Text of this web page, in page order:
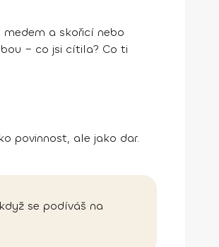
a skořicí nebo
– co jsi cítila? Co ti
povinnost, ale jako dar.
se podíváš na